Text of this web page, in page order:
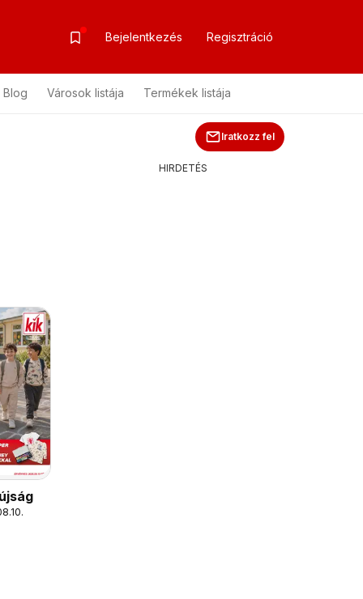
Bejelentkezés Regisztráció
Blog Városok listája Termékek listája
Iratkozz fel
HIRDETÉS